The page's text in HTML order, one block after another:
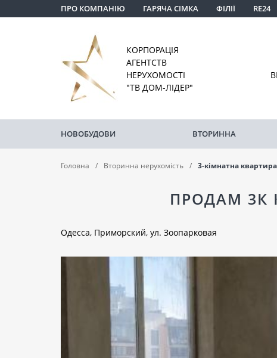
ПРО КОМПАНІЮ ГАРЯЧА СІМКА ФІЛІЇ RE24
КОРПОРАЦІЯ
АГЕНТСТВ
НЕРУХОМОСТІ
"ТВ ДОМ-ЛІДЕР"
НОВОБУДОВИ ВТОРИННА
Головна Вторинна нерухомість 3-кімнатна квартира
ПРОДАМ 3К
Одесса, Приморский, ул. Зоопарковая